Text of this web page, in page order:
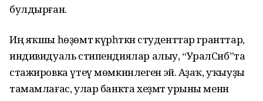
булдырған.
Иң яҡшы һөҙөмтә күрһәткән студенттар гранттар,
индивидуаль стипендиялар алыу, “УралСиб”та
стажировка үтеү мөмкинлегенә эйә. Аҙаҡ, уҡыуҙы
тамамлағас, улар банкта хеҙмәт урыны менән